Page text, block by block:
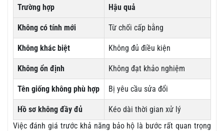
Trường hợp Hậu quả
Không có tính mới Từ chối cấp bằng
Không khác biệt Không đủ điều kiện
Không ổn định Không đạt khảo nghiệm
Tên giống không phù hợp Bị yêu cầu sửa đổi
Hồ sơ không đầy đủ
Kéo dài thời gian xử lý
Việc đánh giá trước khả năng bảo hộ là bước rất quan trọng